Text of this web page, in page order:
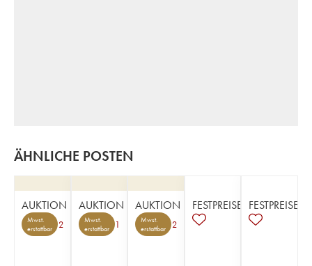
ÄHNLICHE POSTEN
AUKTION
Mwst.
erstattbar
2
AUKTION
Mwst.
erstattbar
1
AUKTION
Mwst.
erstattbar
2
FESTPREISE FESTPREISE